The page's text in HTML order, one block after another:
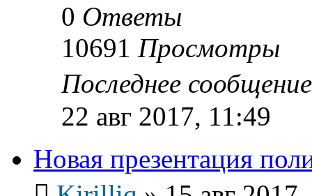
0 Ответы
10691 Просмотры
Последнее
22 авг 2017, 11:49
Новая презентация